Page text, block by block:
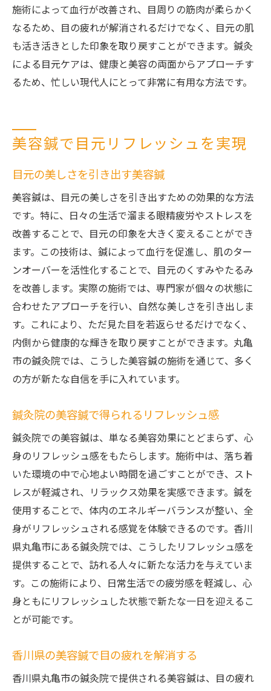
施術によって血行が改善され、目周りの筋肉が柔らかく
なるため、目の疲れが解消されるだけでなく、目元の肌
も活き活きとした印象を取り戻すことができます。鍼灸
による目元ケアは、健康と美容の両面からアプローチす
るため、忙しい現代人にとって非常に有用な方法です。
美容鍼で目元リフレッシュを実現
目元の美しさを引き出す美容鍼
美容鍼は、目元の美しさを引き出すための効果的な方法
です。特に、日々の生活で溜まる眼精疲労やストレスを
改善することで、目元の印象を大きく変えることができ
ます。この技術は、鍼によって血行を促進し、肌のター
ンオーバーを活性化することで、目元のくすみやたるみ
を改善します。実際の施術では、専門家が個々の状態に
合わせたアプローチを行い、自然な美しさを引き出しま
す。これにより、ただ見た目を若返らせるだけでなく、
内側から健康的な輝きを取り戻すことができます。丸亀
市の鍼灸院では、こうした美容鍼の施術を通じて、多く
の方が新たな自信を手に入れています。
鍼灸院の美容鍼で得られるリフレッシュ感
鍼灸院での美容鍼は、単なる美容効果にとどまらず、心
身のリフレッシュ感をもたらします。施術中は、落ち着
いた環境の中で心地よい時間を過ごすことができ、スト
レスが軽減され、リラックス効果を実感できます。鍼を
使用することで、体内のエネルギーバランスが整い、全
身がリフレッシュされる感覚を体験できるのです。香川
県丸亀市にある鍼灸院では、こうしたリフレッシュ感を
提供することで、訪れる人々に新たな活力を与えていま
す。この施術により、日常生活での疲労感を軽減し、心
身ともにリフレッシュした状態で新たな一日を迎えるこ
とが可能です。
香川県の美容鍼で目の疲れを解消する
香川県丸亀市の鍼灸院で提供される美容鍼は、目の疲れ